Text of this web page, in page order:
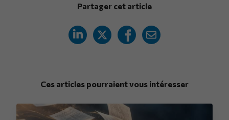
Partager cet article
Ces articles pourraient vous intéresser